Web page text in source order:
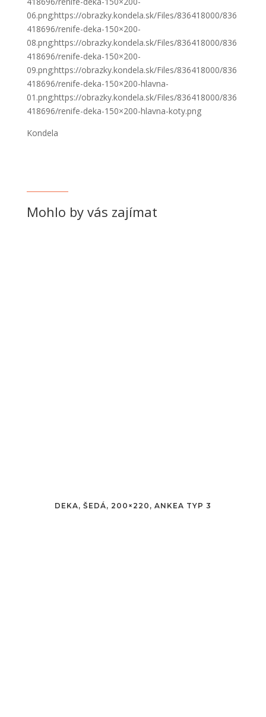
06.png;https://obrazky.kondela.sk/Files/836418000/836
418696/renife-deka-150×200-
08.png;https://obrazky.kondela.sk/Files/836418000/836
418696/renife-deka-150×200-
09.png;https://obrazky.kondela.sk/Files/836418000/836
418696/renife-deka-150×200-hlavna-
01.png;https://obrazky.kondela.sk/Files/836418000/836
418696/renife-deka-150×200-hlavna-koty.png
Kondela
Mohlo by vás zajímat
DEKA, ŠEDÁ, 200×220, ANKEA TYP 3